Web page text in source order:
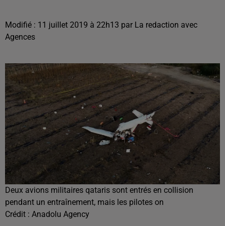
Modifié : 11 juillet 2019 à 22h13 par La redaction avec
Agences
Deux avions militaires qataris sont entrés en collision
pendant un entraînement, mais les pilotes on
Crédit : Anadolu Agency